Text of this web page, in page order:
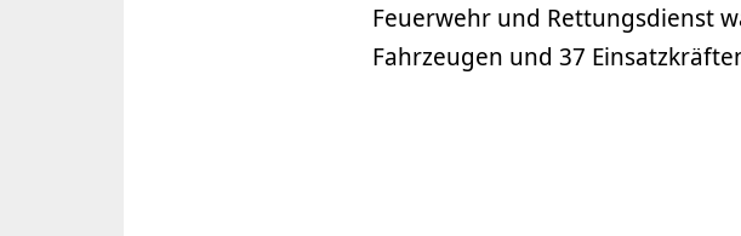
Feuerwehr und Rettungsdienst
Fahrzeugen und 37